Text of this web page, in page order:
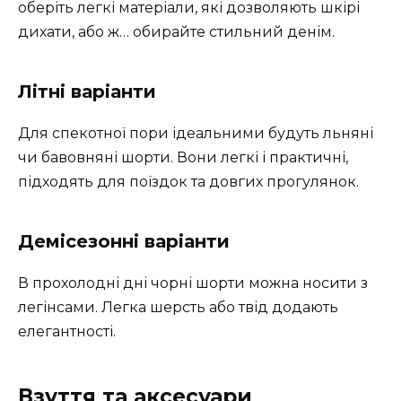
оберіть легкі матеріали, які дозволяють шкірі
дихати, або ж… обирайте стильний денім.
Літні варіанти
Для спекотної пори ідеальними будуть льняні
чи бавовняні шорти. Вони легкі і практичні,
підходять для поїздок та довгих прогулянок.
Демісезонні варіанти
В прохолодні дні чорні шорти можна носити з
легінсами. Легка шерсть або твід додають
елегантності.